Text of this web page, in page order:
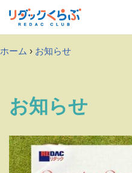
Skip
ホーム › お知らせ
お知らせ